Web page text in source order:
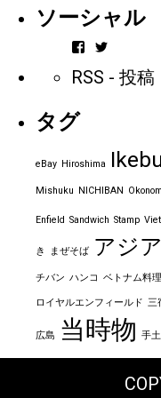
ソーシャル
vintageorder
ん
ー
を
で
示
ん
の
ー
を
で
示
RSS - 投稿
タグ
eBay Hiroshima
Mishuku NICHIBAN
Enfield Sandwich Stamp
き まぜそば アジ
チバン ハンコ ベトナム料理
ロイヤルエンフィールド 三
広島 当時物 手